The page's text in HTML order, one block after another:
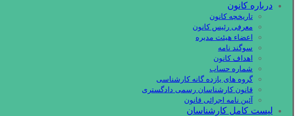
درباره کانون
تاریخچه کانون
معرفی رئیس کانون
اعضاء هیئت مدیره
سوگند نامه
اهداف کانون
شماره حساب
گروه های یازده گانه کارشناسی
قانون کارشناسان رسمی دادگستری
آئین نامه اجرائی قانون
لیست کامل کارشناسان